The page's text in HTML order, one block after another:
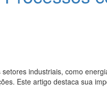
industriais, como
Este artigo destaca sua